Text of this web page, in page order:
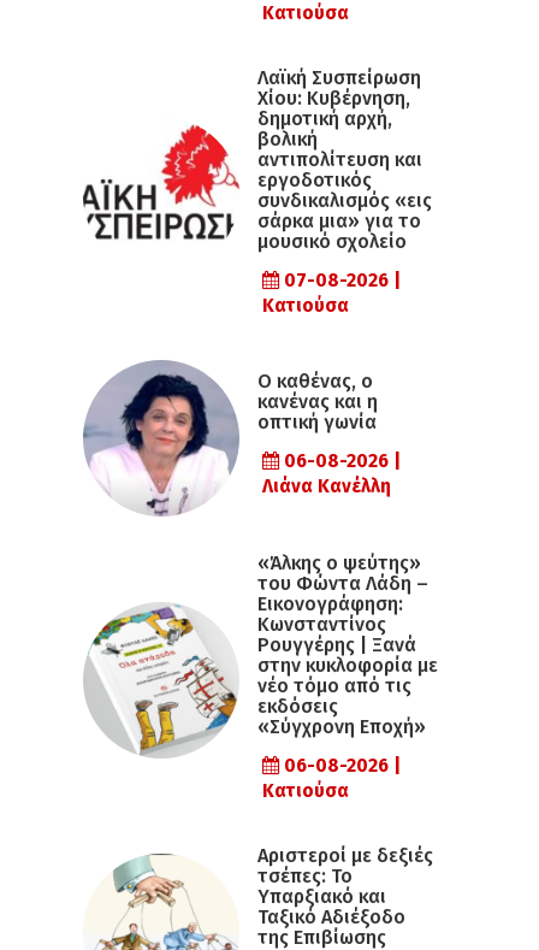
Κατιούσα
Λαϊκή Συσπείρωση
Χίου: Κυβέρνηση,
δημοτική αρχή,
βολική
αντιπολίτευση και
εργοδοτικός
συνδικαλισμός «εις
σάρκα μια» για το
μουσικό σχολείο
07-08-2026 |
Κατιούσα
Ο καθένας, ο
κανένας και η
οπτική γωνία
06-08-2026 |
Λιάνα Κανέλλη
«Άλκης ο ψεύτης»
του Φώντα Λάδη –
Εικονογράφηση:
Κωνσταντίνος
Ρουγγέρης | Ξανά
στην κυκλοφορία με
νέο τόμο από τις
εκδόσεις
«Σύγχρονη Εποχή»
06-08-2026 |
Κατιούσα
Αριστεροί με δεξιές
τσέπες: Το
Υπαρξιακό και
Ταξικό Αδιέξοδο
της Επιβίωσης